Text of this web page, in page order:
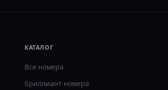
КАТАЛОГ
Все номера
Бриллиант номера